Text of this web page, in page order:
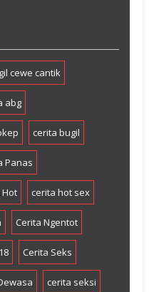
cewe cantik
abg
cerita bugil
Panas
Hot cerita hot sex
Cerita Ngentot
Cerita Seks
cerita seksi